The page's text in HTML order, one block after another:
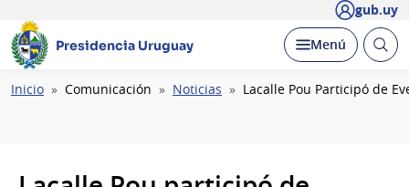
gub.uy
Presidencia Uruguay Desplegar
Menú Abrir
Ruta
Inicio Comunicación Noticias Lacalle Pou Participó de